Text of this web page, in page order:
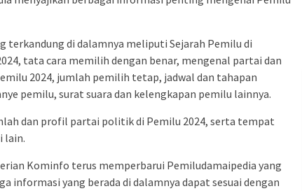
terkandung di dalamnya meliputi Sejarah Pemilu di
tata cara memilih dengan benar, mengenal partai dan
2024, jumlah pemilih tetap, jadwal dan tahapan
pemilu, surat suara dan kelengkapan pemilu lainnya.
dan profil partai politik di Pemilu 2024, serta tempat
lain.
Kominfo terus memperbarui Pemiludamaipedia yang
informasi yang berada di dalamnya dapat sesuai dengan